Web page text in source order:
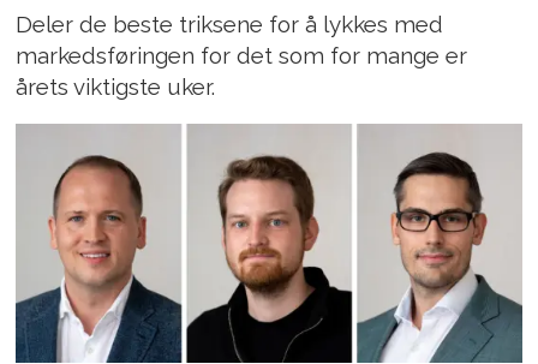
Deler de beste triksene for å lykkes med
markedsføringen for det som for mange er
årets viktigste uker.